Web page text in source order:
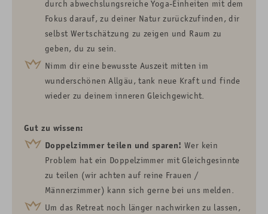
durch abwechslungsreiche Yoga-Einheiten mit dem
Fokus darauf, zu deiner Natur zurückzufinden, dir
selbst Wertschätzung zu zeigen und Raum zu
geben, du zu sein.
Nimm dir eine bewusste Auszeit mitten im
wunderschönen Allgäu, tank neue Kraft und finde
wieder zu deinem inneren Gleichgewicht.
Gut zu wissen:
Doppelzimmer teilen und sparen! Wer kein
Problem hat ein Doppelzimmer mit Gleichgesinnte
zu teilen (wir achten auf reine Frauen /
Männerzimmer) kann sich gerne bei uns melden.
Um das Retreat noch länger nachwirken zu lassen,